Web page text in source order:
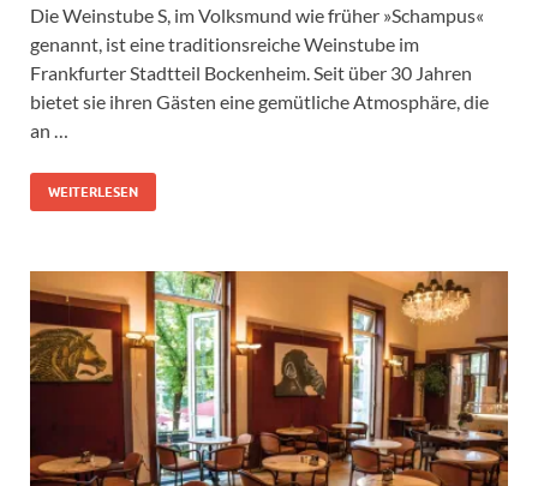
Die Weinstube S, im Volksmund wie früher »Schampus«
genannt, ist eine traditionsreiche Weinstube im
Frankfurter Stadtteil Bockenheim. Seit über 30 Jahren
bietet sie ihren Gästen eine gemütliche Atmosphäre, die
an …
WEITERLESEN